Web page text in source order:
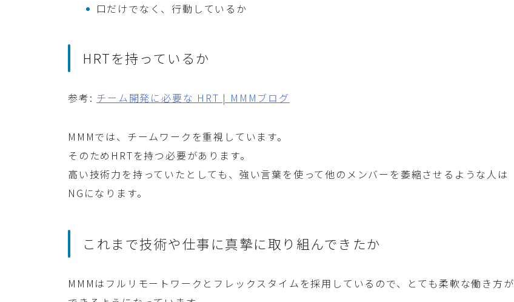
口だけでなく、行動しているか
HRTを持っているか
参考: チーム開発に必要な HRT | MMMブログ
MMMでは、チームワークを重視しています。
そのためHRTを持つ必要があります。
高い技術力を持っていたとしても、強い言葉を使って他のメンバーを萎縮させるような人は
NGになります。
これまで技術や仕事に真摯に取り組んできたか
MMMはフルリモートワークとフレックスタイムを採用しているので、とても柔軟な働き方が